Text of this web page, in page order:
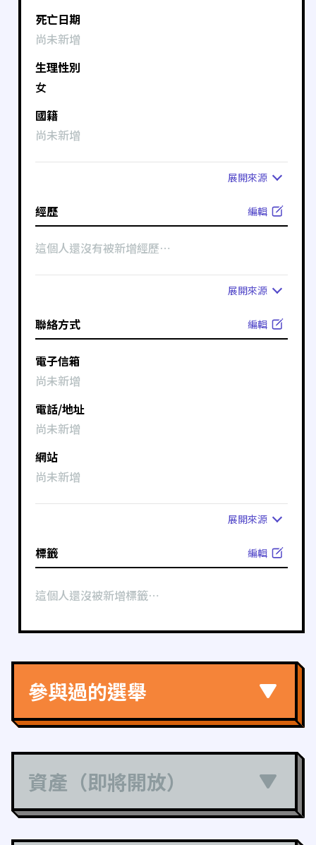
死亡日期
尚未新增
生理性別
女
國籍
尚未新增
展開來源
經歷 編輯
這個人還沒有被新增經歷⋯
展開來源
聯絡方式 編輯
電子信箱
尚未新增
電話/地址
尚未新增
網站
尚未新增
展開來源
標籤 編輯
這個人還沒被新增標籤⋯
參與過的選舉
資產（即將開放）